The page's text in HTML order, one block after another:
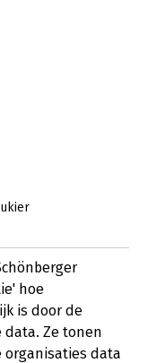
hoe
is door de
data. Ze tonen
data